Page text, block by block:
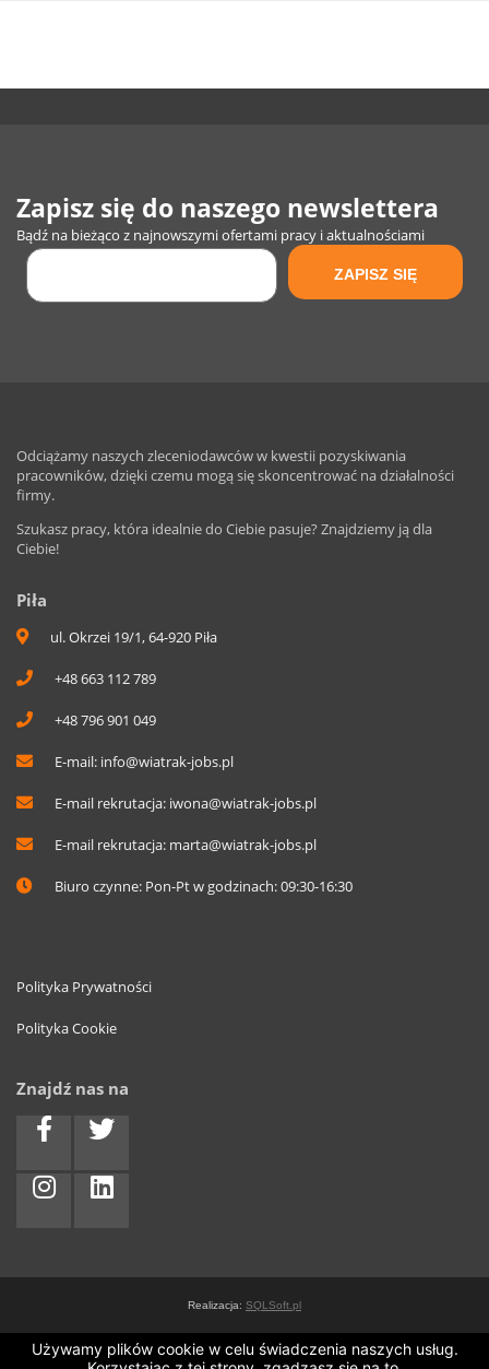
Zapisz się do naszego newslettera
Bądź na bieżąco z najnowszymi ofertami pracy i aktualnościami
Odciążamy naszych zleceniodawców w kwestii pozyskiwania
pracowników, dzięki czemu mogą się skoncentrować na działalności
firmy.
Szukasz pracy, która idealnie do Ciebie pasuje? Znajdziemy ją dla
Ciebie!
Piła
ul. Okrzei 19/1, 64-920 Piła
+48 663 112 789
+48 796 901 049
E-mail: info@wiatrak-jobs.pl
E-mail rekrutacja: iwona@wiatrak-jobs.pl
E-mail rekrutacja: marta@wiatrak-jobs.pl
Biuro czynne: Pon-Pt w godzinach: 09:30-16:30
Polityka Prywatności
Polityka Cookie
Znajdź nas na
Realizacja: SQLSoft.pl
Używamy plików cookie w celu świadczenia naszych usług.